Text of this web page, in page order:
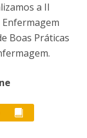
a II
Boas Práticas